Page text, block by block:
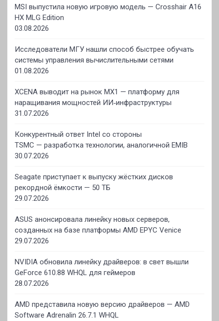
MSI выпустила новую игровую модель — Crosshair A16
HX MLG Edition
03.08.2026
Исследователи МГУ нашли способ быстрее обучать
системы управления вычислительными сетями
01.08.2026
XCENA выводит на рынок MX1 — платформу для
наращивания мощностей ИИ‑инфраструктуры
31.07.2026
Конкурентный ответ Intel со стороны
TSMC — разработка технологии, аналогичной EMIB
30.07.2026
Seagate приступает к выпуску жёстких дисков
рекордной ёмкости — 50 ТБ
29.07.2026
ASUS анонсировала линейку новых серверов,
созданных на базе платформы AMD EPYC Venice
29.07.2026
NVIDIA обновила линейку драйверов: в свет вышли
GeForce 610.88 WHQL для геймеров
28.07.2026
AMD представила новую версию драйверов — AMD
Software Adrenalin 26.7.1 WHQL